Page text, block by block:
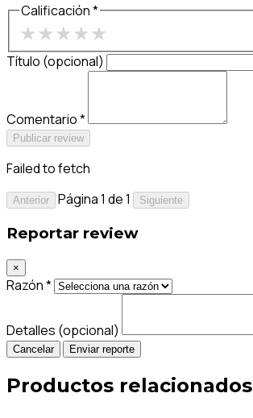
Calificación *
★★★★★
Título (opcional)
Comentario *
Publicar review
Failed to fetch
Anterior Página 1 de 1 Siguiente
Reportar review
×
Razón *
Detalles (opcional)
Cancelar Enviar reporte
Productos relacionados